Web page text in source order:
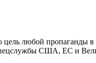
любой пропаганды в
США, ЕС и